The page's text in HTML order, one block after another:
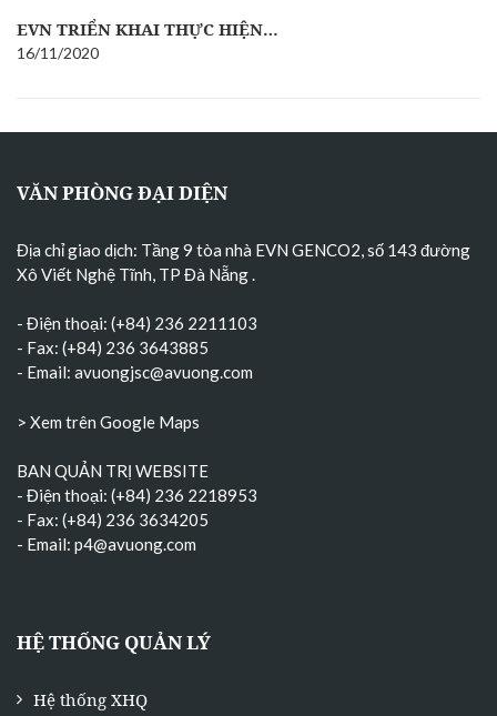
EVN TRIỂN KHAI THỰC HIỆN…
16/11/2020
VĂN PHÒNG ĐẠI DIỆN
Địa chỉ giao dịch: Tầng 9 tòa nhà EVN GENCO2, số 143 đường
Xô Viết Nghệ Tĩnh, TP Đà Nẵng.
- Điện thoại: (+84) 236 2211103
- Fax: (+84) 236 3643885
- Email: avuongjsc@avuong.com
> Xem trên Google Maps
BAN QUẢN TRỊ WEBSITE
- Điện thoại: (+84) 236 2218953
- Fax: (+84) 236 3634205
- Email: p4@avuong.com
HỆ THỐNG QUẢN LÝ
Hệ thống XHQ